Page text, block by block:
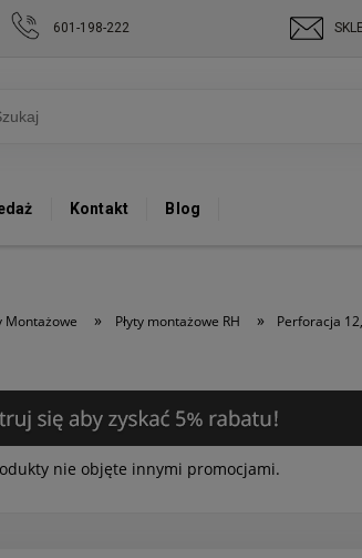
Kontakt Blog
Montażowe » Płyty montażowe RH » Perforacja
601-198-222
nie objęte innymi promocjami.